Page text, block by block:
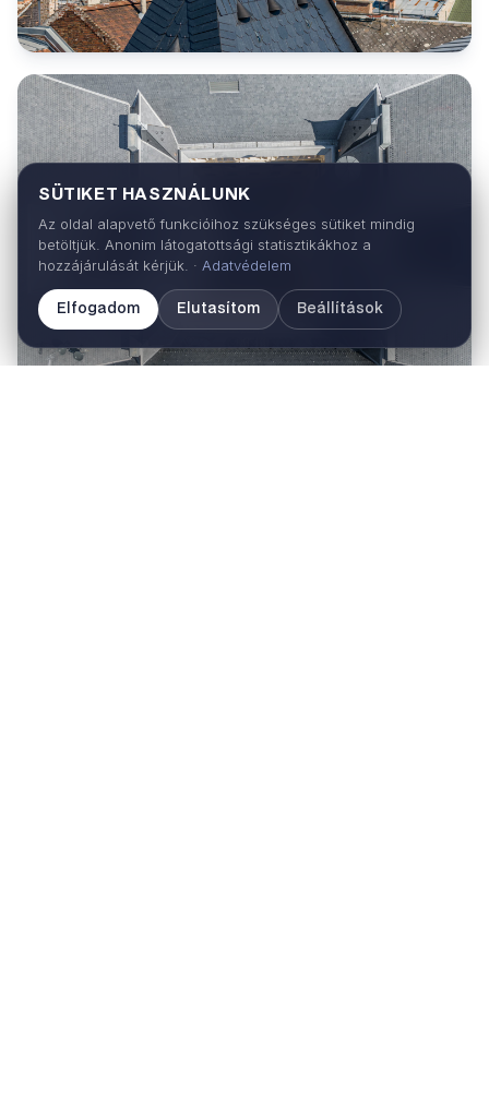
SÜTIKET HASZNÁLUNK
Az oldal alapvető funkcióihoz szükséges sütiket mindig
betöltjük. Anonim látogatottsági statisztikákhoz a
hozzájárulását kérjük. · Adatvédelem
Elfogadom Elutasítom Beállítások